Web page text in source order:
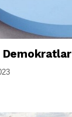
Demokratlar